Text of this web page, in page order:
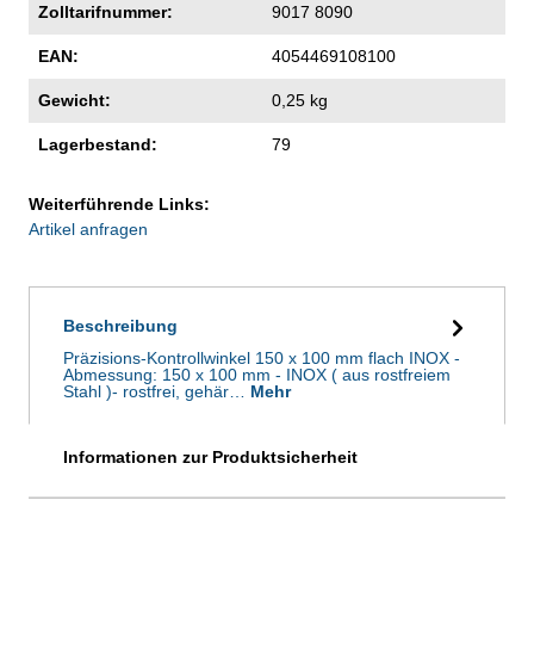
Zolltarifnummer: 9017 8090
EAN: 4054469108100
Gewicht: 0,25 kg
Lagerbestand: 79
Weiterführende Links:
Artikel anfragen
Beschreibung
Präzisions-Kontrollwinkel 150 x 100 mm flach INOX -
Abmessung: 150 x 100 mm - INOX ( aus rostfreiem
Stahl )- rostfrei, gehär… Mehr
Informationen zur Produktsicherheit